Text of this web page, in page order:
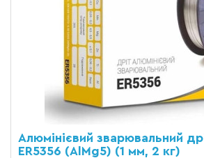
Алюмінієвий зварювальний
ER5356 (AlMg5) (1 мм, 2 кг)